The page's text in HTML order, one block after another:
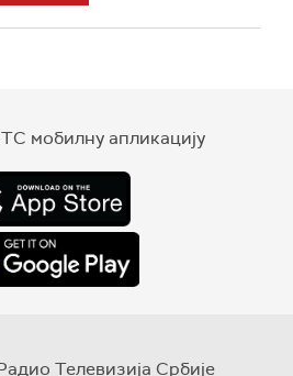
мобилну апликацију
Телевизија Србије